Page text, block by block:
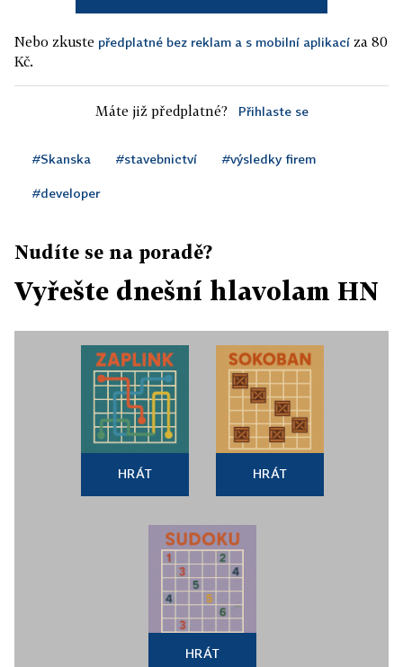
Nebo zkuste předplatné bez reklam a s mobilní aplikací za 80
Kč.
Máte již předplatné? Přihlaste se
#Skanska #stavebnictví #výsledky firem
#developer
Nudíte se na poradě?
Vyřešte dnešní hlavolam HN
HRÁT HRÁT
HRÁT